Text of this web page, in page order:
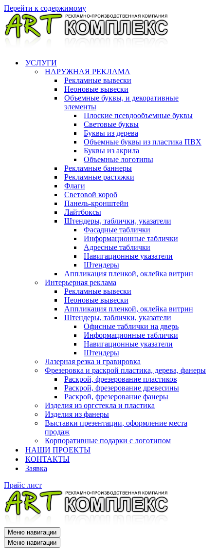
Перейти к содержимому
УСЛУГИ
НАРУЖНАЯ РЕКЛАМА
Рекламные вывески
Неоновые вывески
Объемные буквы, и декоративные
элементы
Плоские псевдообъемные буквы
Световые буквы
Буквы из дерева
Объемные буквы из пластика ПВХ
Буквы из акрила
Объемные логотипы
Рекламные баннеры
Рекламные растяжки
Флаги
Световой короб
Панель-кронштейн
Лайтбоксы
Штендеры, таблички, указатели
Фасадные таблички
Информационные таблички
Адресные таблички
Навигационные указатели
Штендеры
Аппликация пленкой, оклейка витрин
Интерьерная реклама
Рекламные вывески
Неоновые вывески
Аппликация пленкой, оклейка витрин
Штендеры, таблички, указатели
Офисные таблички на дверь
Информационные таблички
Навигационные указатели
Штендеры
Лазерная резка и гравировка
Фрезеровка и раскрой пластика, дерева, фанеры
Раскрой, фрезерование пластиков
Раскрой, фрезерование древесины
Раскрой, фрезерование фанеры
Изделия из оргстекла и пластика
Изделия из фанеры
Выставки презентации, оформление места
продаж
Корпоративные подарки с логотипом
НАШИ ПРОЕКТЫ
КОНТАКТЫ
Заявка
Прайс лист
Меню навигации
Меню навигации